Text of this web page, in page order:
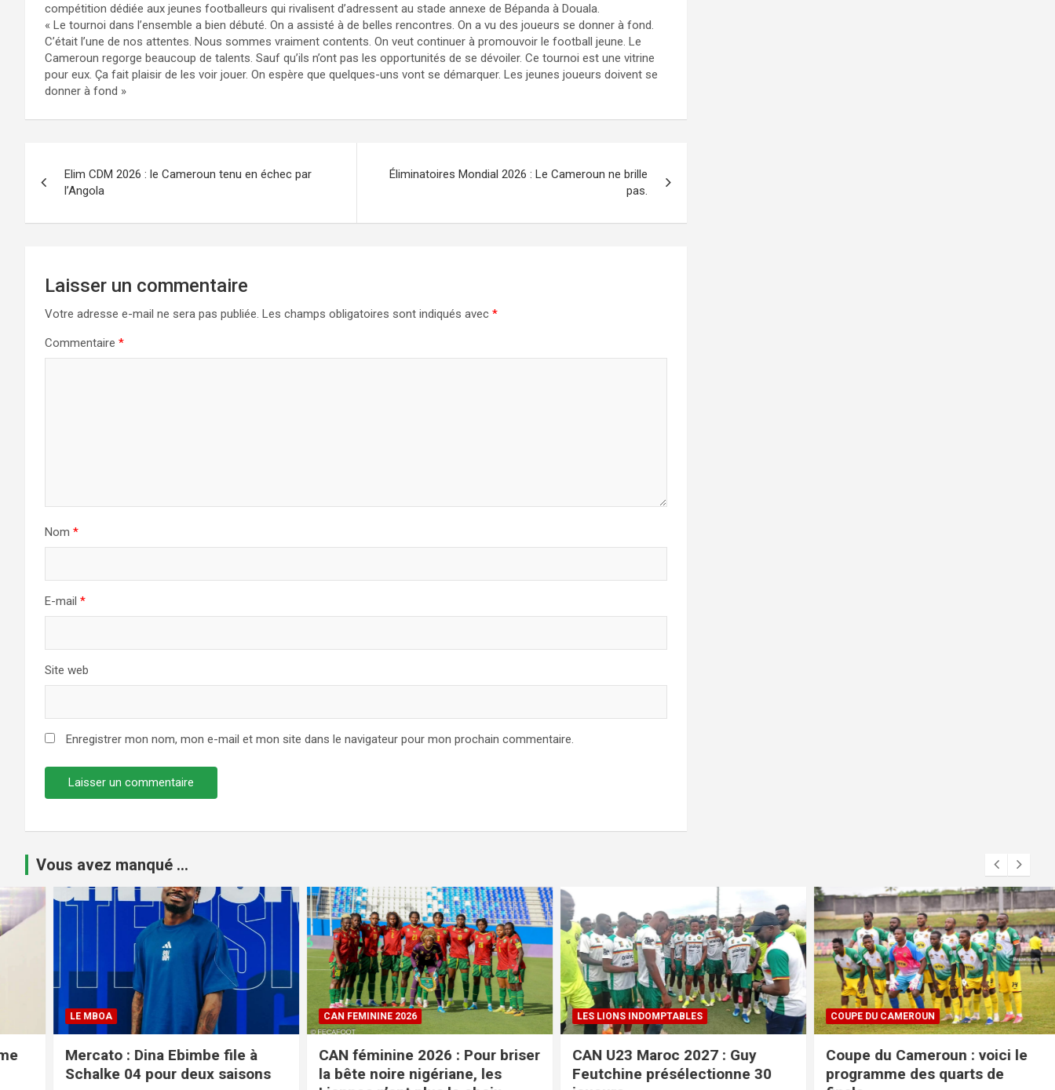
compétition dédiée aux jeunes footballeurs qui rivalisent d’adressent au stade annexe de Bépanda à Douala.
« Le tournoi dans l’ensemble a bien débuté. On a assisté à de belles rencontres. On a vu des joueurs se donner à fond.
C’était l’une de nos attentes. Nous sommes vraiment contents. On veut continuer à promouvoir le football jeune. Le
Cameroun regorge beaucoup de talents. Sauf qu’ils n’ont pas les opportunités de se dévoiler. Ce tournoi est une vitrine
pour eux. Ça fait plaisir de les voir jouer. On espère que quelques-uns vont se démarquer. Les jeunes joueurs doivent se
donner à fond »
de
l’article
Elim CDM 2026 : le Cameroun tenu en échec par
l’Angola
Éliminatoires Mondial 2026 : Le Cameroun ne brille
pas.
Laisser un commentaire
Votre adresse e-mail ne sera pas publiée. Les champs obligatoires sont indiqués avec *
Commentaire *
Nom *
E-mail *
Site web
Enregistrer mon nom, mon e-mail et mon site dans le navigateur pour mon prochain commentaire.
Vous avez manqué ...
LE MBOA
Mercato : Dina Ebimbe file à
Schalke 04 pour deux saisons
CAN FEMININE 2026
CAN féminine 2026 : Pour briser
la bête noire nigériane, les
LES LIONS INDOMPTABLES
CAN U23 Maroc 2027 : Guy
Feutchine présélectionne 30
COUPE DU CAMEROUN
Coupe du Cameroun : voici le
programme des quarts de